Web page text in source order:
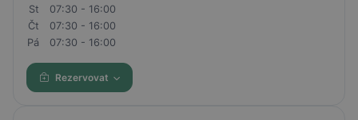
St
07:30 - 16:00
Čt
07:30 - 16:00
Pá
07:30 - 16:00
Rezervovat